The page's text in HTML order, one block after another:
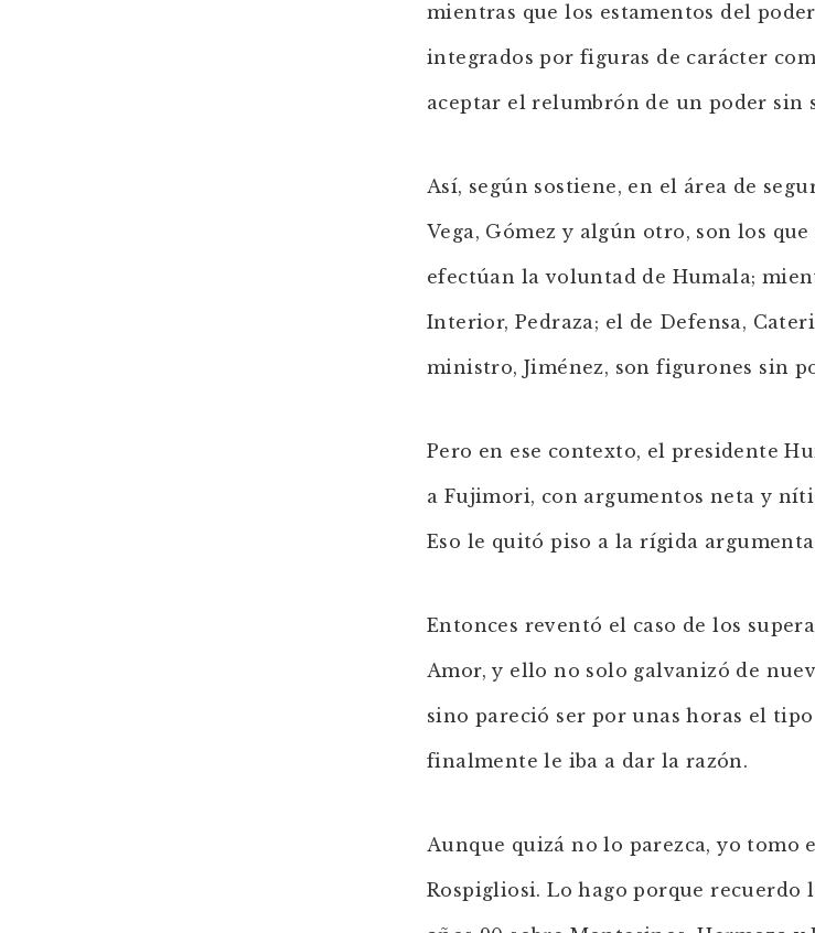
mientras que los estamentos del
integrados por figuras de carácter
aceptar el relumbrón de un poder sin
Así, según sostiene, en el área de
Vega, Gómez y algún otro, son los
efectúan la voluntad de Humala;
Interior, Pedraza; el de Defensa,
ministro, Jiménez, son figurones sin
Pero en ese contexto, el presidente
a Fujimori, con argumentos neta y
Eso le quitó piso a la rígida
Entonces reventó el caso de los
Amor, y ello no solo galvanizó de
sino pareció ser por unas horas el
finalmente le iba a dar la razón.
Aunque quizá no lo parezca, yo tomo
Rospigliosi. Lo hago porque recuerdo